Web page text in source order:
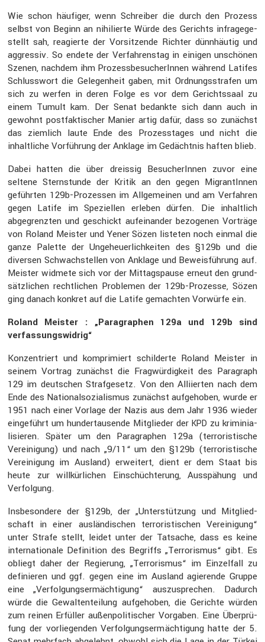
Wie schon häufiger, wenn Schreiber die durch den Prozess
selbst von Beginn an nihilierte Würde des Gerichts infra­ge­ge­
stellt sah, reagierte der Vorsit­zende Richter dünnhäutig und
aggressiv. So endete der Verfah­renstag in einigen unschönen
Szenen, nachdem ihm Prozess­be­su­che­rInnen während Latifes
Schluss­wort die Gelegen­heit gaben, mit Ordnungs­strafen um
sich zu werfen in deren Folge es vor dem Gerichts­saal zu
einem Tumult kam. Der Senat bedankte sich dann auch in
gewohnt postfak­ti­scher Manier artig dafür, dass so zunächst
das ziemlich laute Ende des Prozess­tages und nicht die
inhalt­liche Vorfüh­rung der Anklage im Gedächtnis haften blieb.
Dabei hatten die über dreissig Besuche­rInnen zuvor eine
seltene Stern­stunde der Kritik an den gegen Migran­tInnen
geführten 129b-Prozessen im Allge­meinen und am Verfahren
gegen Latife im Spezi­ellen erleben dürfen. Die inhalt­lich
abgegrenzten und geschickt aufein­ander bezogenen Vorträge
von Roland Meister und Yener Sözen listeten noch einmal die
ganze Palette der Ungeheu­er­lich­keiten des §129b und die
diversen Schwach­stellen von Anklage und Beweis­füh­rung auf.
Meister widmete sich vor der Mittags­pause erneut den grund­
sätz­li­chen recht­li­chen Problemen der 129b-Prozesse, Sözen
ging danach konkret auf die Latife gemachten Vorwürfe ein.
Roland Meister : „Paragra­phen 129a und 129b sind
verfas­sungs­widrig“
Konzen­triert und kompri­miert schil­derte Roland Meister in
seinem Vortrag zunächst die Fragwür­dig­keit des Paragraph
129 im deutschen Straf­ge­setz. Von den Alliierten nach dem
Ende des Natio­nal­so­zia­lismus zunächst aufge­hoben, wurde er
1951 nach einer Vorlage der Nazis aus dem Jahr 1936 wieder
einge­führt um hunder­tau­sende Mitglieder der KPD zu krimi­nia­
li­sieren. Später um den Paragra­phen 129a (terro­ris­ti­sche
Verei­ni­gung) und nach „9/11“ um den §129b (terro­ris­ti­sche
Verei­ni­gung im Ausland) erwei­tert, dient er dem Staat bis
heute zur willkür­li­chen Einschüch­te­rung, Ausspä­hung und
Verfol­gung.
Insbe­son­dere der §129b, der „Unter­stüt­zung und Mitglied­
schaft in einer auslän­di­schen terro­ris­ti­schen Verei­ni­gung“
unter Strafe stellt, leidet unter der Tatsache, dass es keine
inter­na­tio­nale Defini­tion des Begriffs „Terro­rismus“ gibt. Es
obliegt daher der Regie­rung, „Terro­rismus“ im Einzel­fall zu
definieren und ggf. gegen eine im Ausland agierende Gruppe
eine „Verfol­gungs­er­mäch­ti­gung“ auszu­spre­chen. Dadurch
würde die Gewal­ten­tei­lung aufge­hoben, die Gerichte würden
zum reinen Erfüller außen­po­li­ti­scher Vorgaben. Eine Überprü­
fung der vorlie­genden Verfol­gungs­er­mäch­ti­gung hatte der 5.